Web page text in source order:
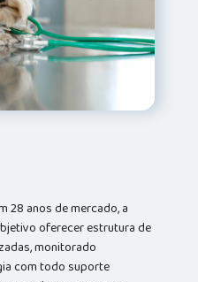
28 anos de mercado, a
oferecer estrutura de
monitorado
com todo suporte